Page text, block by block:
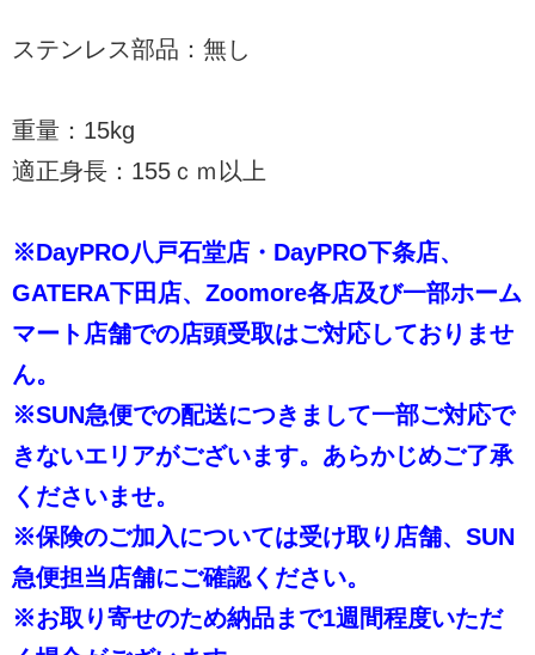
ステンレス部品：無し
重量：15kg
適正身長：155ｃｍ以上
※DayPRO八戸石堂店・DayPRO下条店、
GATERA下田店、Zoomore各店及び一部ホーム
マート店舗での店頭受取はご対応しておりませ
ん。
※SUN急便での配送につきまして一部ご対応で
きないエリアがございます。あらかじめご了承
くださいませ。
※保険のご加入については受け取り店舗、SUN
急便担当店舗にご確認ください。
※お取り寄せのため納品まで1週間程度いただ